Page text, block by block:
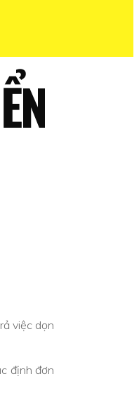
việc dọn
định đơn